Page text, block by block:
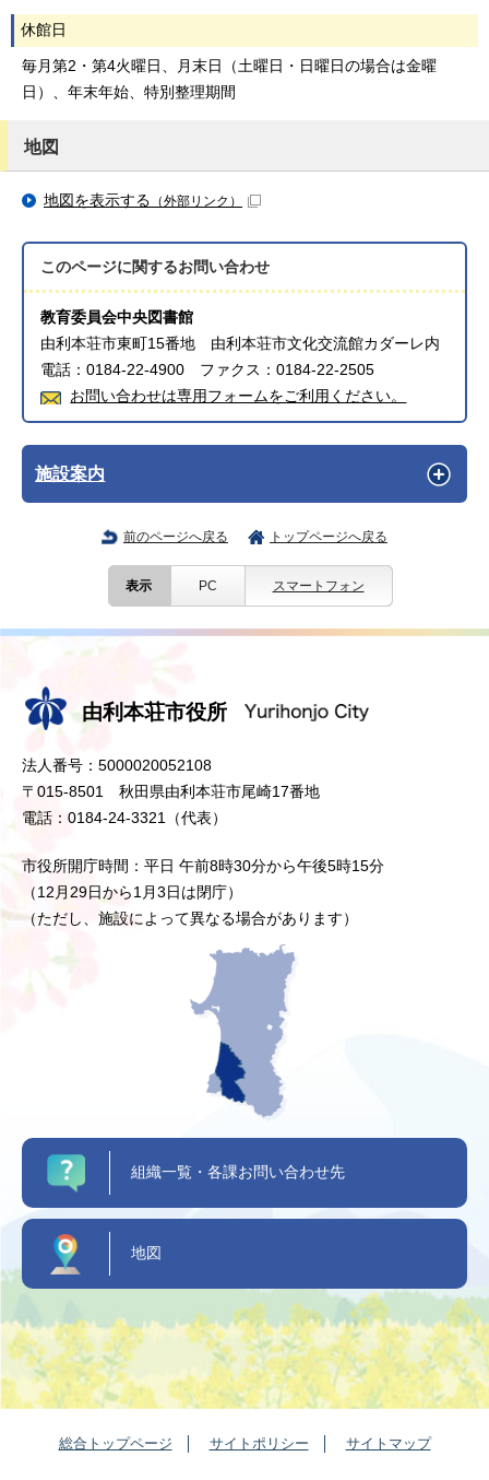
休館日
毎月第2・第4火曜日、月末日（土曜日・日曜日の場合は金曜
日）、年末年始、特別整理期間
地図
地図を表示する （外部リンク）
このページに関するお問い合わせ
教育委員会中央図書館
由利本荘市東町15番地 由利本荘市文化交流館カダーレ内
電話：0184-22-4900 ファクス：0184-22-2505
お問い合わせは専用フォームをご利用ください。
施設案内
前のページへ戻る トップページへ戻る
表示 PC スマートフォン
由利本荘市役所
法人番号：5000020052108
〒015-8501 秋田県由利本荘市尾崎17番地
電話：0184-24-3321（代表）
市役所開庁時間：平日 午前8時30分から午後5時15分
（12月29日から1月3日は閉庁）
（ただし、施設によって異なる場合があります）
組織一覧・各課お問い合わせ先
地図
総合トップページ サイトポリシー サイトマップ